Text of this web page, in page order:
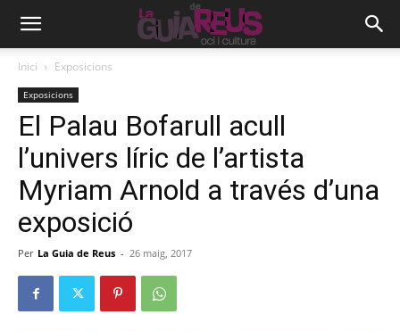
Inici Exposicions
Exposicions
El Palau Bofarull acull
l’univers líric de l’artista
Myriam Arnold a través d’una
exposició
Per La Guia de Reus - 26 maig, 2017